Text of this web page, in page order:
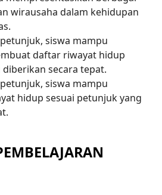
wirausaha dalam kehidupan
siswa mampu
daftar riwayat hidup
secara tepat.
siswa mampu
hidup sesuai petunjuk yang